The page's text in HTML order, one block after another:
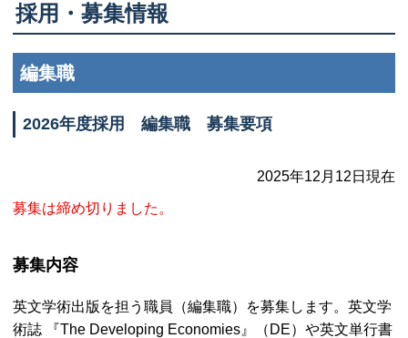
採用・募集情報
編集職
2026年度採用 編集職 募集要項
2025年12月12日現在
募集は締め切りました。
募集内容
英文学術出版を担う職員（編集職）を募集します。英文学
術誌 『The Developing Economies 』（ DE）や英文単行書